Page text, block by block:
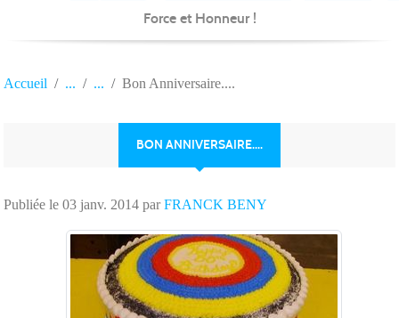
de
Force et Honneur !
Accueil Bon Anniversaire....
BON ANNIVERSAIRE....
Publiée le 03 janv. 2014 parFRANCK BENY